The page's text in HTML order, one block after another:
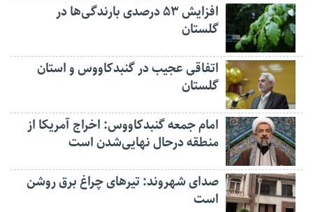
افزایش ۵۳ درصدی بارندگی‌ها در
گلستان
اتفاقی عجیب در‌ گنبدکاووس و استان
گلستان
امام جمعه گنبدکاووس: اخراج آمریکا از
منطقه درحال نهایی‌شدن است
صدای شهروند: تیرهای چراغ برق روشن
است